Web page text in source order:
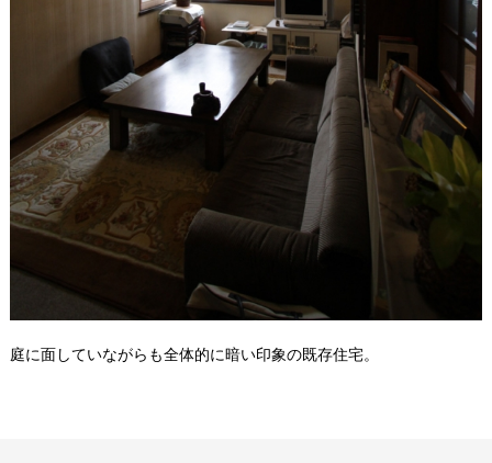
庭に面していながらも全体的に暗い印象の既存住宅。